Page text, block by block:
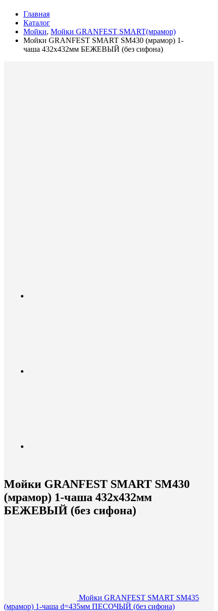
Главная
Каталог
Мойки, Мойки GRANFEST SMART(мрамор)
Мойки GRANFEST SMART SM430 (мрамор) 1-
чаша 432х432мм БЕЖЕВЫЙ (без сифона)
Мойки GRANFEST SMART SM430
(мрамор) 1-чаша 432х432мм
БЕЖЕВЫЙ (без сифона)
Мойки GRANFEST SMART SM435
(мрамор) 1-чаша d=435мм ПЕСОЧЫЙ (без сифона)